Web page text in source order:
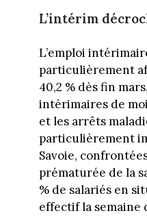
L’intérim
L’emploi
particulièrement
40,2 % dès fin
intérimaires de
et les arrêts
particulièrement
Savoie,
prématurée de la
% de salariés en
effectif la semaine